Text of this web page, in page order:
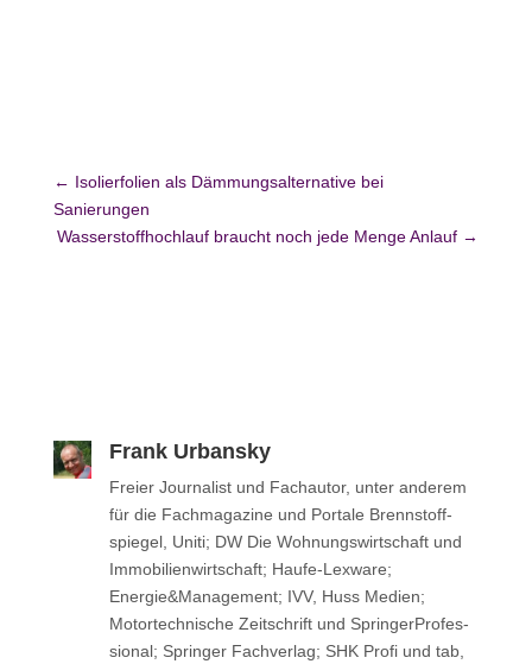
← Isolierfolien als Dämmungsalternative bei
Sanierungen
Wasserstoffhochlauf braucht noch jede Menge Anlauf →
Frank Urbansky
Freier Jour­na­list und Fach­au­tor, unter anderem
für die Fach­ma­ga­zine und Portale Brenn­stoff­
spie­gel, Uniti; DW Die Woh­nungs­wirt­schaft und
Immo­bi­li­en­wirt­schaft; Haufe-Lexware;
Energie&Management; IVV, Huss Medien;
Motor­tech­ni­sche Zeit­schrift und Sprin­ger­Pro­fes­
sio­nal; Sprin­ger Fachverlag; SHK Profi und tab,